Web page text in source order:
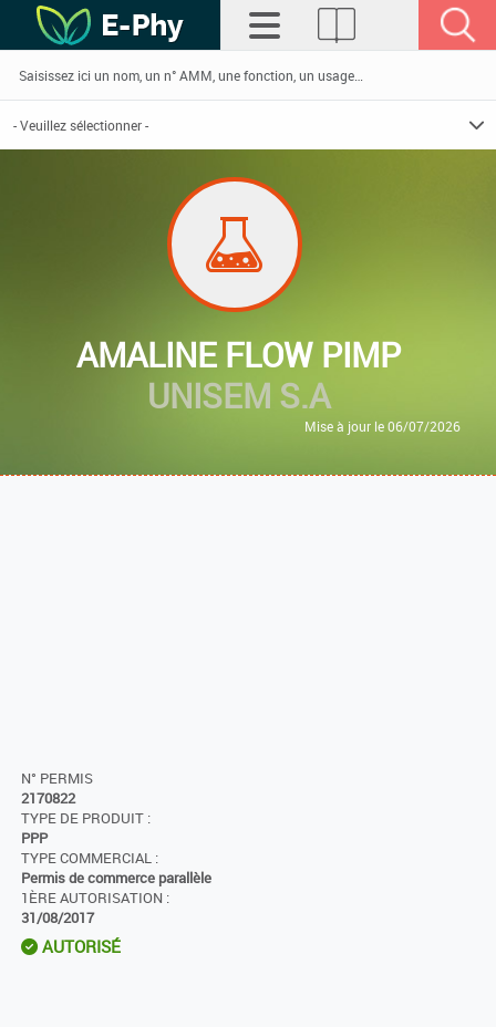
AMALINE FLOW PIMP
UNISEM S.A
Mise à jour le 06/07/2026
N° PERMIS
2170822
TYPE DE PRODUIT :
PPP
TYPE COMMERCIAL :
Permis de commerce parallèle
1ÈRE AUTORISATION :
31/08/2017
AUTORISÉ